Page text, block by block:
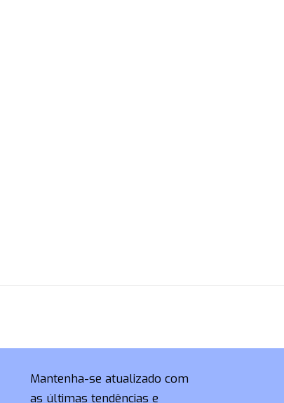
Mantenha-se atualizado com
as últimas tendências e